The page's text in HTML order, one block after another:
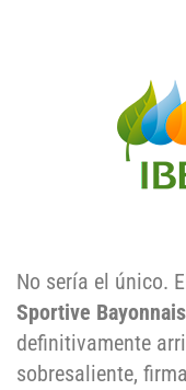
No sería el único. El
Sportive
definitivamente
sobresaliente,